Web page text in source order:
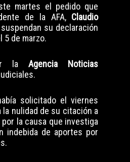
martes el pedido que
de la AFA, Claudio
su declaración
5 de marzo.
laAgencia Noticias
solicitado el viernes
nulidad de su citación a
la causa que investiga
indebida de aportes por